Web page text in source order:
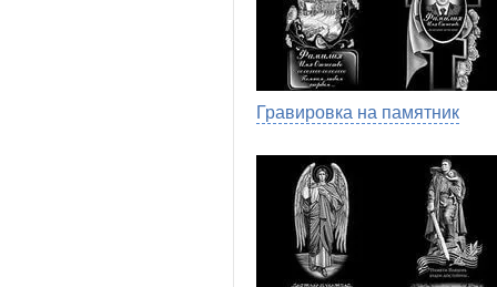
Гравировка на памятник